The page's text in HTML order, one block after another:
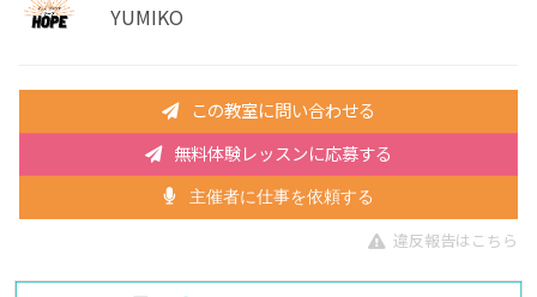
YUMIKO
この教室に問い合わせる
無料体験レッスンに応募する
主催者に仕事を依頼する
違反報告はこちら